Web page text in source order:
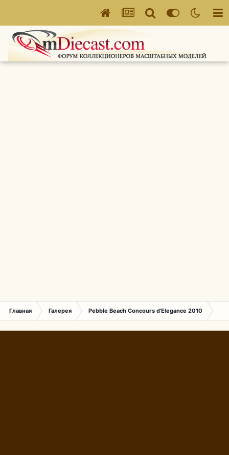
Главная Галерея Pebble Beach Concours d'Elegance 2010